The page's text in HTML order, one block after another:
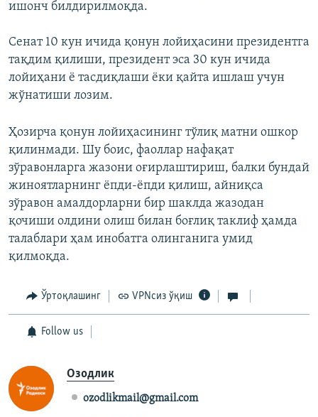
ишонч билдирилмоқда.
Сенат 10 кун ичида қонун лойиҳасини президентга
тақдим қилиши, президент эса 30 кун ичида
лойиҳани ё тасдиқлаши ёки қайта ишлаш учун
жўнатиши лозим.
Ҳозирча қонун лойиҳасининг тўлиқ матни ошкор
қилинмади. Шу боис, фаоллар нафақат
зўравонларга жазони оғирлаштириш, балки бундай
жиноятларнинг ёпди-ёпди қилиш, айниқса
зўравон амалдорларни бир шаклда жазодан
қочиши олдини олиш билан боғлиқ таклиф ҳамда
талаблари ҳам инобатга олинганига умид
қилмоқда.
Ўртоқлашинг VPNсиз ўқиш
Follow us
Озодлик
ozodlikmail@gmail.com